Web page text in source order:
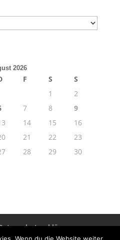
2026
F S
S
1
2
7 8
9
14 15
16
21 22
23
28 29
30